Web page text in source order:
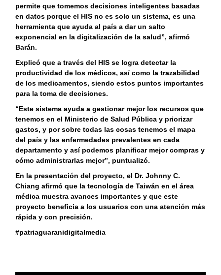
permite que tomemos decisiones inteligentes basadas
en datos porque el HIS no es solo un sistema, es una
herramienta que ayuda al país a dar un salto
exponencial en la digitalización de la salud”, afirmó
Barán.
Explicó que a través del HIS se logra detectar la
productividad de los médicos, así como la trazabilidad
de los medicamentos, siendo estos puntos importantes
para la toma de decisiones.
“Este sistema ayuda a gestionar mejor los recursos que
tenemos en el Ministerio de Salud Pública y priorizar
gastos, y por sobre todas las cosas tenemos el mapa
del país y las enfermedades prevalentes en cada
departamento y así podemos planificar mejor compras y
cómo administrarlas mejor”, puntualizó.
En la presentación del proyecto, el Dr. Johnny C.
Chiang afirmó que la tecnología de Taiwán en el área
médica muestra avances importantes y que este
proyecto beneficia a los usuarios con una atención más
rápida y con precisión.
#patriaguaranidigitalmedia